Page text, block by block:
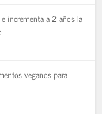
incrementa a 2 años la
veganos para